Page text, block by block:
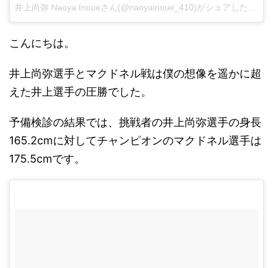
こんにちは。
井上尚弥選手とマクドネル戦は僕の想像を遥かに超
えた井上選手の圧勝でした。
予備検診の結果では、挑戦者の井上尚弥選手の身長
165.2cmに対してチャンピオンのマクドネル選手は
175.5cmです。